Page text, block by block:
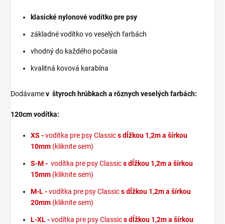
klasické nylonové vodítko pre psy
základné vodítko vo veselých farbách
vhodný do každého počasia
kvalitná kovová karabína
Dodávamev štyroch hrúbkach a rôznych veselých farbách:
120cm vodítka:
XS -vodítka pre psy Classics dĺžkou 1,2m a šírkou
10mm (kliknite sem)
S-M - vodítka pre psy Classics dĺžkou 1,2m a šírkou
15mm (kliknite sem)
M-L -vodítka pre psy Classics dĺžkou 1,2m a šírkou
20mm (kliknite sem)
L-XL -vodítka pre psy Classics dĺžkou 1,2m a šírkou